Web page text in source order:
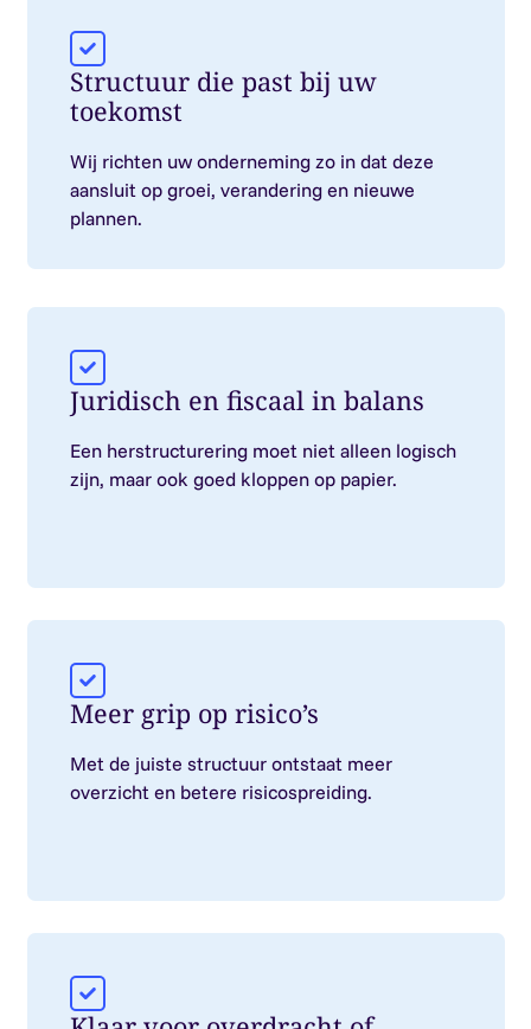
Structuur die past bij uw
toekomst
Wij richten uw onderneming zo in dat deze
aansluit op groei, verandering en nieuwe
plannen.
Juridisch en fiscaal in balans
Een herstructurering moet niet alleen logisch
zijn, maar ook goed kloppen op papier.
Meer grip op risico’s
Met de juiste structuur ontstaat meer
overzicht en betere risicospreiding.